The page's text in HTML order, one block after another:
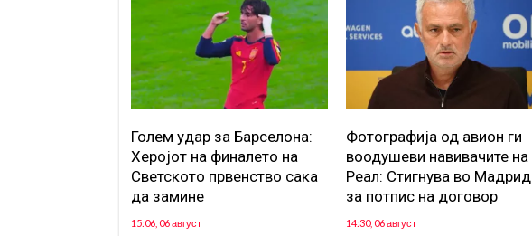
Голем удар за Барселона:
Херојот на финалето на
Светското првенство сака
да замине
15:06, 06 август
Фотографија од авион ги
воодушеви навивачите на
Реал: Стигнува во Мадрид
за потпис на договор
14:30, 06 август